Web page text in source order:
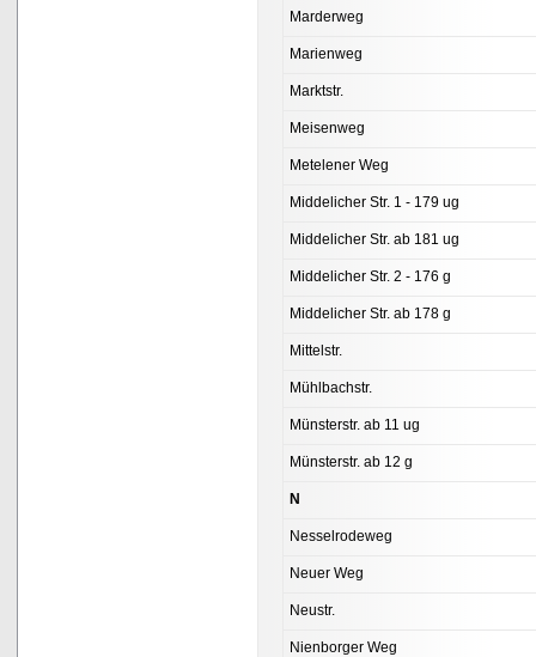
Marderweg
Marienweg
Marktstr.
Meisenweg
Metelener Weg
Middelicher Str. 1 - 179 ug
Middelicher Str. ab 181 ug
Middelicher Str. 2 - 176 g
Middelicher Str. ab 178 g
Mittelstr.
Mühlbachstr.
Münsterstr. ab 11 ug
Münsterstr. ab 12 g
N
Nesselrodeweg
Neuer Weg
Neustr.
Nienborger Weg